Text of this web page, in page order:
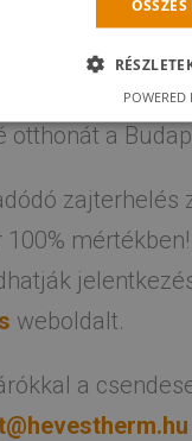
otthonát a
weboldalt.
a
POWERED